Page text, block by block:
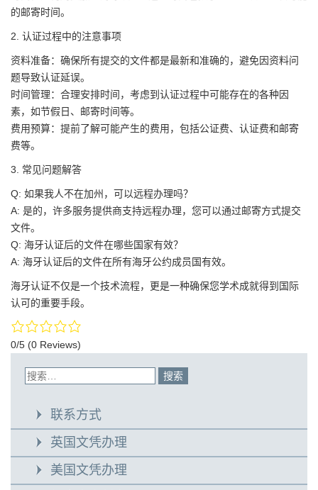
的邮寄时间。
2. 认证过程中的注意事项
资料准备：确保所有提交的文件都是最新和准确的，避免因资料问
题导致认证延误。
时间管理：合理安排时间，考虑到认证过程中可能存在的各种因
素，如节假日、邮寄时间等。
费用预算：提前了解可能产生的费用，包括公证费、认证费和邮寄
费等。
3. 常见问题解答
Q: 如果我人不在加州，可以远程办理吗？
A: 是的，许多服务提供商支持远程办理，您可以通过邮寄方式提交
文件。
Q: 海牙认证后的文件在哪些国家有效？
A: 海牙认证后的文件在所有海牙公约成员国有效。
海牙认证不仅是一个技术流程，更是一种确保您学术成就得到国际
认可的重要手段。
0/5 (0 Reviews)
联系方式
英国文凭办理
美国文凭办理